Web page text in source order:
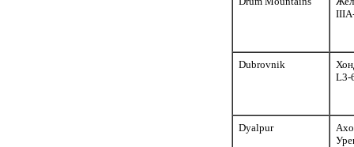
Dubrovnik
L3-
Dyalpur